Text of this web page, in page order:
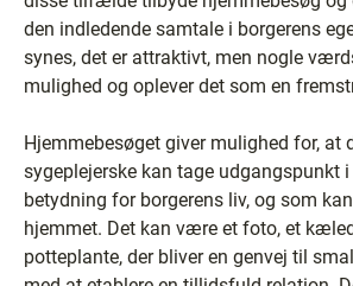
den indledende samtale i borgerens
synes, det er attraktivt, men nogle
mulighed og oplever det som en
Hjemmebesøget giver mulighed for, at
sygeplejerske kan tage udgangspunkt
betydning for borgerens liv, og som
hjemmet. Det kan være et foto, et
potteplante, der bliver en genvej til